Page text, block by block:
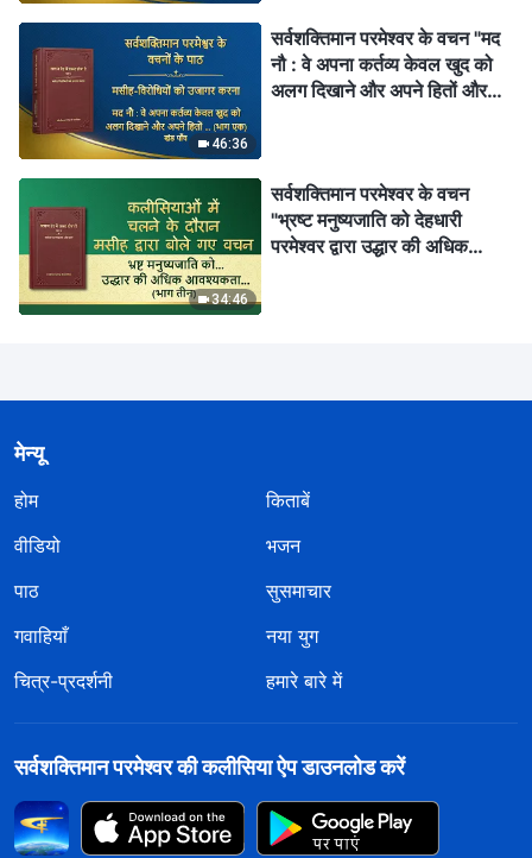
46:36
सर्वशक्तिमान परमेश्वर के वचन "मद
नौ : वे अपना कर्तव्य केवल खुद को
अलग दिखाने और अपने हितों और
यश के बदले उन हितों के साथ
विश्वासघात तक कर देते हैं (भाग
एक)" (खंड पाँच)
34:46
सर्वशक्तिमान परमेश्वर के वचन
"भ्रष्ट मनुष्यजाति को देहधारी
परमेश्वर द्वारा उद्धार की अधिक
मेन्यू
होम
किताबें
वीडियो
भजन
पाठ
सुसमाचार
गवाहियाँ
नया युग
चित्र-प्रदर्शनी
हमारे बारे में
सर्वशक्तिमान परमेश्वर की कलीसिया ऐप डाउनलोड करें